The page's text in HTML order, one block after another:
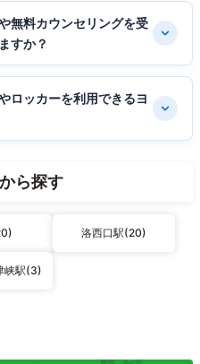
無料カウンセリングを受
すか？
ロッカーを利用できるヨ
ら探す
洛西口駅(20)
峡駅(3)